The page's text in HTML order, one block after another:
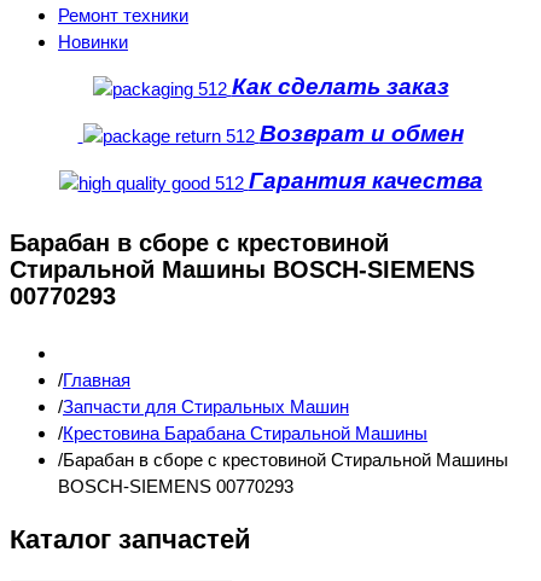
Ремонт техники
Новинки
Как сделать заказ
Возврат и обмен
Гарантия качества
Барабан в сборе с крестовиной
Стиральной Машины BOSCH-SIEMENS
00770293
Главная
Запчасти для Стиральных Машин
Крестовина Барабана Стиральной Машины
Барабан в сборе с крестовиной Стиральной Машины
BOSCH-SIEMENS 00770293
Каталог запчастей